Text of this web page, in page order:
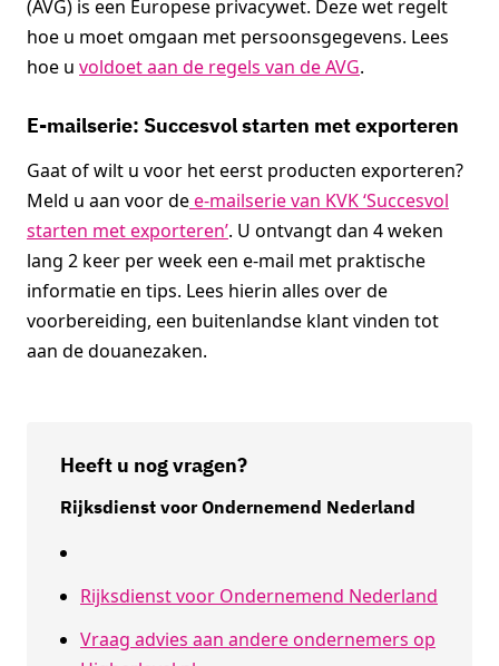
(AVG) is een Europese privacywet. Deze wet regelt
hoe u moet omgaan met persoonsgegevens. Lees
hoe u voldoet aan de regels van de AVG.
E-mailserie: Succesvol starten met exporteren
Gaat of wilt u voor het eerst producten exporteren?
Meld u aan voor dee-mailserie van KVK ‘Succesvol
starten met exporteren’. U ontvangt dan 4 weken
lang 2 keer per week een e-mail met praktische
informatie en tips. Lees hierin alles over de
voorbereiding, een buitenlandse klant vinden tot
aan de douanezaken.
Heeft u nog vragen?
Rijksdienst voor Ondernemend Nederland
Rijksdienst voor Ondernemend Nederland
Vraag advies aan andere ondernemers op